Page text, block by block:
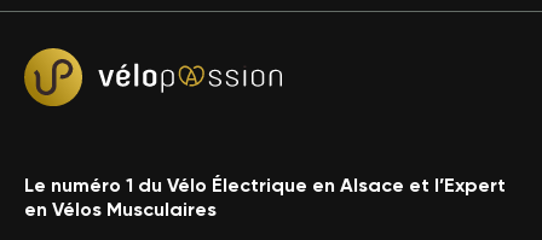
Le numéro 1 du Vélo Électrique en Alsace et l’Expert
en Vélos Musculaires